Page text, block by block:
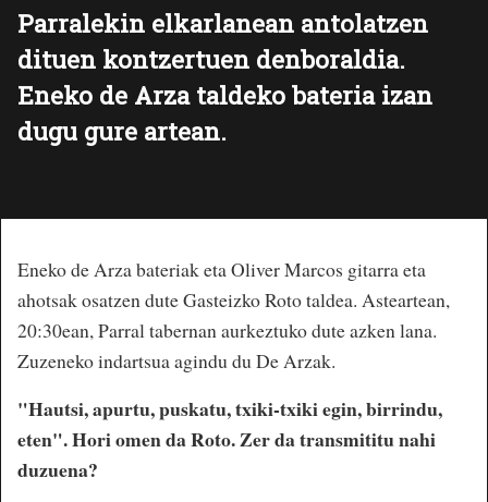
Parralekin elkarlanean antolatzen
dituen kontzertuen denboraldia.
Eneko de Arza taldeko bateria izan
dugu gure artean.
Eneko de Arza bateriak eta Oliver Marcos gitarra eta
ahotsak osatzen dute Gasteizko Roto taldea. Asteartean,
20:30ean, Parral tabernan aurkeztuko dute azken lana.
Zuzeneko indartsua agindu du De Arzak.
"Hautsi, apurtu, puskatu, txiki-txiki egin, birrindu,
eten". Hori omen da Roto. Zer da transmititu nahi
duzuena?